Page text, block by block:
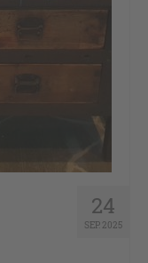
24
SEP. 2025